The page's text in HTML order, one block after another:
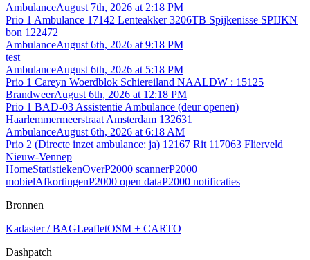
AmbulanceAugust 7th, 2026 at 2:18 PM
Prio 1 Ambulance 17142 Lenteakker 3206TB Spijkenisse SPIJKN
bon 122472
AmbulanceAugust 6th, 2026 at 9:18 PM
test
AmbulanceAugust 6th, 2026 at 5:18 PM
Prio 1 Careyn Woerdblok Schiereiland NAALDW : 15125
BrandweerAugust 6th, 2026 at 12:18 PM
Prio 1 BAD-03 Assistentie Ambulance (deur openen)
Haarlemmermeerstraat Amsterdam 132631
AmbulanceAugust 6th, 2026 at 6:18 AM
Prio 2 (Directe inzet ambulance: ja) 12167 Rit 117063 Flierveld
Nieuw-Vennep
HomeStatistiekenOverP2000 scannerP2000
mobielAfkortingenP2000 open dataP2000 notificaties
Bronnen
Kadaster / BAGLeafletOSM + CARTO
Dashpatch